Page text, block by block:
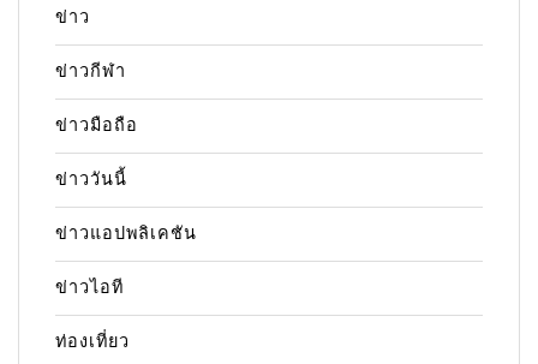
ข่าว
ข่าวกีฬา
ข่าวมือถือ
ข่าววันนี้
ข่าวแอปพลิเคชัน
ข่าวไอที
ท่องเที่ยว